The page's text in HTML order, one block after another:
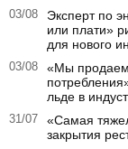
03/08
Эксперт по
или плати»
для нового
03/08
«Мы продаем
льде в
31/07
«Самая
закрытия